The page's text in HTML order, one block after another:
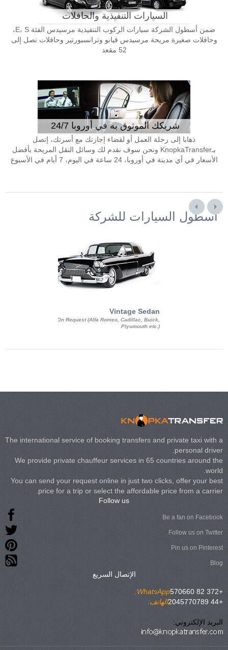
السيارات التنفيذية والحافلات
ضمن أسطول الشركة سيارات الركوب التنفيذية مرسيدس الفئة E، S،
وحافلات صغيرة مريحة مرسيدس فيانو وترانسبورتير وحافلات تصل إلى
52 مقعد
شريكك الموثوق به في أوروبا 24/7
ذهابا إلى رحلة العمل أو لقضاء إجازتك مع أسرتك، إتصل
بـKnopkaTransfer ونحن سوف نقدم لك وسائل النقل المريحة بأفضل
الأسعار في أي مدينة في أوروبا، 24 ساعة في اليوم، 7 أيام في الأسبوع
أسطول السيارات للشركة
Vintage Sedan
On Request (Alfa Romeo, Cadillac, Buick,
Plyumouth etc.)
The international service of booking transfers and private taxi with a
personal driver.
We provide private chauffeur services in 65 countries around the
world.
You can send your request online in just two clicks, offer your best
price for a trip or select the affordable price from a carrier.
Follow us
Be a fan on Facebook
Follow us on Twitter
Pin us on Pinterest
Blog
الإتصال السريع
WhatsApp:
+372 82 570660
الهاتف:
+44 2045770789
البريد الإلكتروني: